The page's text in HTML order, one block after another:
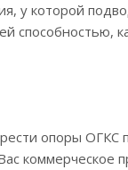
у которой
опоры ОГКС
коммерческое